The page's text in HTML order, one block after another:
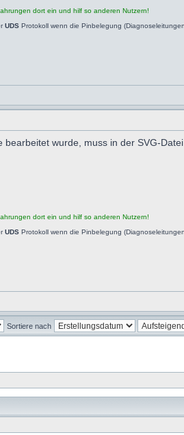
dort ein und hilf so anderen Nutzern!
UDS Protokoll wenn die Pinbelegung
wurde, muss in der SVG-
dort ein und hilf so anderen Nutzern!
UDS Protokoll wenn die Pinbelegung
Sortiere nach